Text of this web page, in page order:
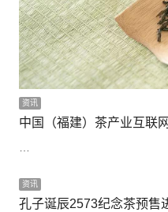
资讯
中国（福建）茶产业互联
资讯
孔子诞辰2573纪念茶预售